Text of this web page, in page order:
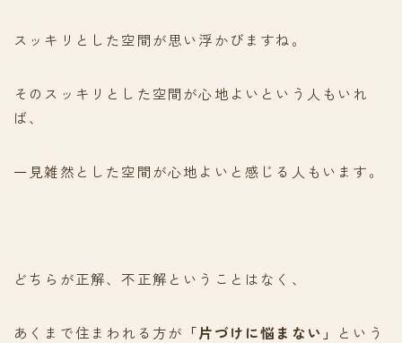
スッキリとした空間が思い浮かびますね。
そのスッキリとした空間が心地よいという人もいれ
ば、
一見雑然とした空間が心地よいと感じる人もいます。
どちらが正解、不正解ということはなく、
あくまで住まわれる方が 「片づけに悩まない」
という